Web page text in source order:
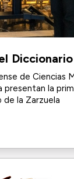
Diccionario
de Ciencias
presentan la
la Zarzuela